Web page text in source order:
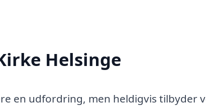
Helsinge
en udfordring, men heldigvis tilbyder